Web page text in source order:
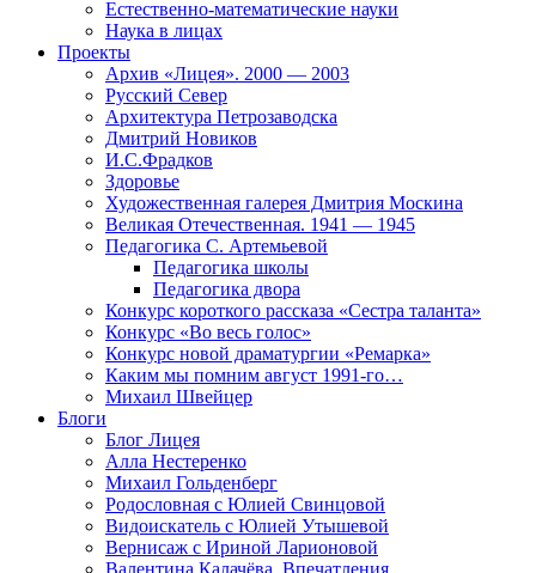
Естественно-математические науки
Наука в лицах
Проекты
Архив «Лицея». 2000 — 2003
Русский Север
Архитектура Петрозаводска
Дмитрий Новиков
И.С.Фрадков
Здоровье
Художественная галерея Дмитрия Москина
Великая Отечественная. 1941 — 1945
Педагогика С. Артемьевой
Педагогика школы
Педагогика двора
Конкурс короткого рассказа «Сестра таланта»
Конкурс «Во весь голос»
Конкурс новой драматургии «Ремарка»
Каким мы помним август 1991-го…
Михаил Швейцер
Блоги
Блог Лицея
Алла Нестеренко
Михаил Гольденберг
Родословная с Юлией Свинцовой
Видоискатель с Юлией Утышевой
Вернисаж с Ириной Ларионовой